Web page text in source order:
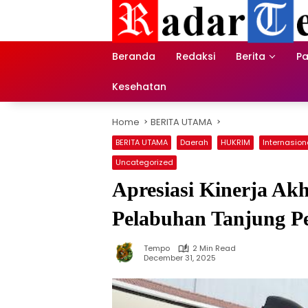
Beranda
Redaksi Berita
Kesehatan
Home BERITA UTAMA
BERITA UTAMA Daerah HUKRIM
Uncategorized
Apresiasi Kinerja
Pelabuhan Tanjung
Tempo
2 Min Read
December 31, 2025